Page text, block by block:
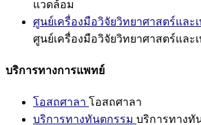
แวดล้อม
ศูนย์เครื่องมือวิจัยวิทยาศาสตร์และ
ศูนย์เครื่องมือวิจัยวิทยาศาสตร์และ
บริการทางการแพทย์
โอสถศาลา โอสถศาลา
บริการทางทันตกรรม บริการทางทั